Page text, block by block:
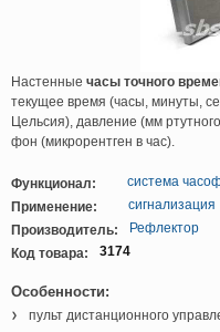
Настенные часы точного
текущее время (часы, минуты,
Цельсия), давление (мм
фон (микрорентген в час).
Функционал:
система
Применение:
сигнализация
Производитель:
Рефлектор
Код товара:
3174
Особенности:
пульт дистанционного